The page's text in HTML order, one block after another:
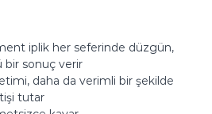
iplik her seferinde düzgün,
bir sonuç verir
daha da verimli bir şekilde
tutar